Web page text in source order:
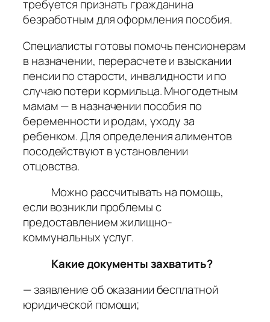
требуется признать гражданина
безработным для оформления пособия.
Специалисты готовы помочь пенсионерам
в назначении, перерасчете и взыскании
пенсии по старости, инвалидности и по
случаю потери кормильца. Многодетным
мамам — в назначении пособия по
беременности и родам, уходу за
ребенком. Для определения алиментов
посодействуют в установлении
отцовства.
Можно рассчитывать на помощь,
если возникли проблемы с
предоставлением жилищно-
коммунальных услуг.
Какие документы захватить?
— заявление об оказании бесплатной
юридической помощи;